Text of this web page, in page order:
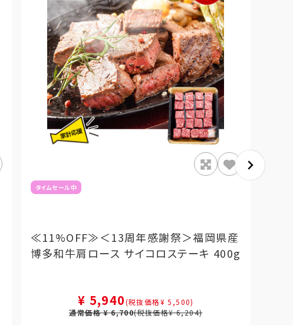
タイムセール中
≪11%OFF≫＜13周年感謝祭＞福岡県産
博多和牛肩ロース サイコロステーキ 400g
¥ 5,940(税抜価格¥ 5,500)
通常価格 ¥ 6,700(税抜価格¥ 6,204)